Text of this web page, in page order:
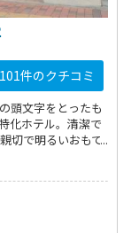
101件のクチコミ
頭文字をとったも
化ホテル。清潔で
切で明るいおもて